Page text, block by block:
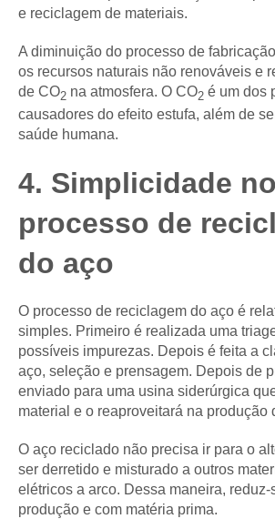
e reciclagem de materiais.
A diminuição do processo de
os recursos naturais não renováveis e
de CO2 na atmosfera. O CO2 é um dos
causadores do efeito estufa, além de
saúde humana.
4. Simplicidade no
processo de
do aço
O processo de reciclagem do aço é
simples. Primeiro é realizada uma
possíveis impurezas. Depois é feita a
aço, seleção e prensagem. Depois de
enviado para uma usina siderúrgica
material e o reaproveitará na produção
O aço reciclado não precisa ir para o
ser derretido e misturado a outros
elétricos a arco. Dessa maneira, reduz-
produção e com matéria prima.